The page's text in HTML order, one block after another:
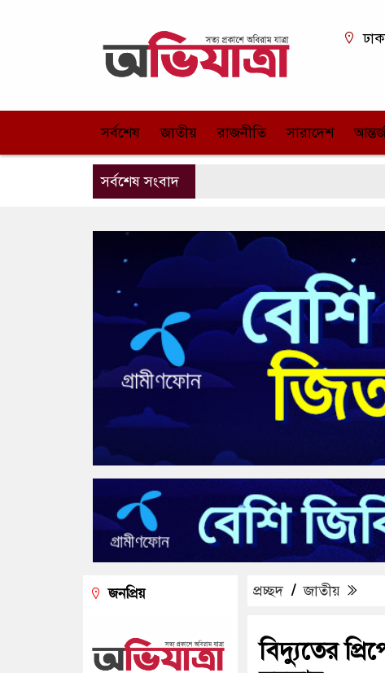
সর্বশেষ জাতীয় রাজনীতি সারাদেশ
সর্বশেষ সংবাদ
প্রচ্ছদ/জাতীয়
বিদ্যুতের
জনপ্রিয়